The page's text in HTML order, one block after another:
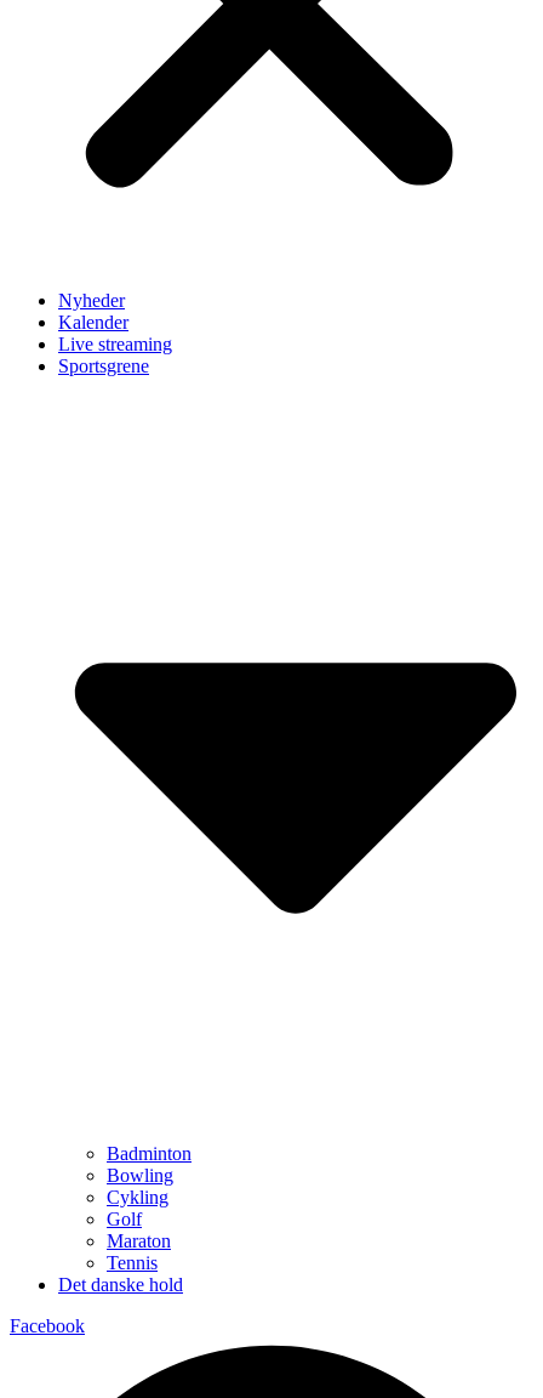
Nyheder
Kalender
Live streaming
Sportsgrene
Badminton
Bowling
Cykling
Golf
Maraton
Tennis
Det danske hold
Facebook